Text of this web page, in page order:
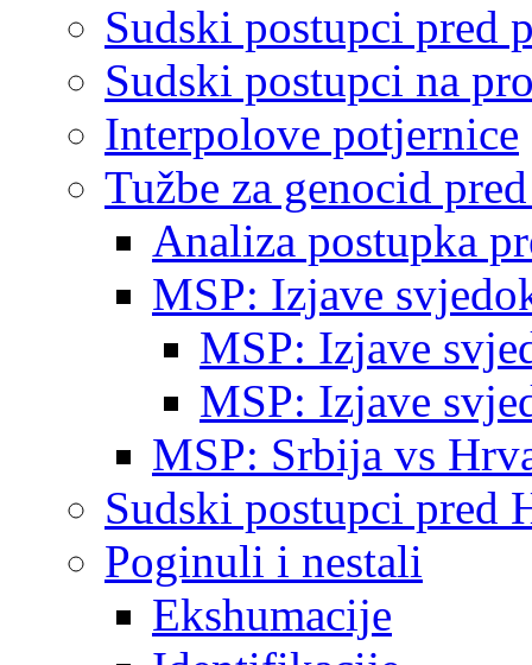
Sudski postupci pred
Sudski postupci na
Interpolove potjernice
Tužbe za genocid
Analiza postupka
MSP: Izjave
MSP: Izjave
MSP: Izjave
MSP: Srbija vs
Sudski postupci pred
Poginuli i nestali
Ekshumacije